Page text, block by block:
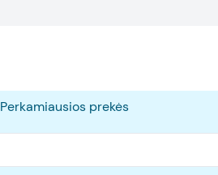
Perkamiausios prekės